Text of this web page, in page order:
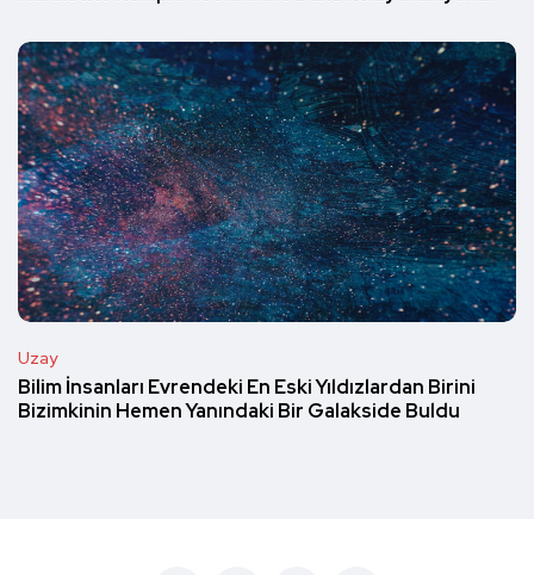
Uzay
Bilim İnsanları Evrendeki En Eski Yıldızlardan Birini
Bizimkinin Hemen Yanındaki Bir Galakside Buldu